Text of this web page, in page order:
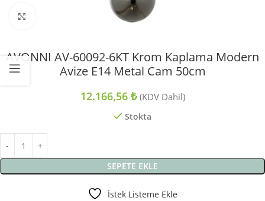
Büyütmek için tıklayın
AVONNI AV-60092-6KT Krom Kaplama Modern
Avize E14 Metal Cam 50cm
12.166,56 ₺ (KDV Dahil)
Stokta
SEPETE EKLE
İstek Listeme Ekle